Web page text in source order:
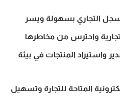
التجاري بسهولة ويسر
واحترس من مخاطرها
واستيراد المنتجات في بيئة
المتاحة للتجارة وتسهيل